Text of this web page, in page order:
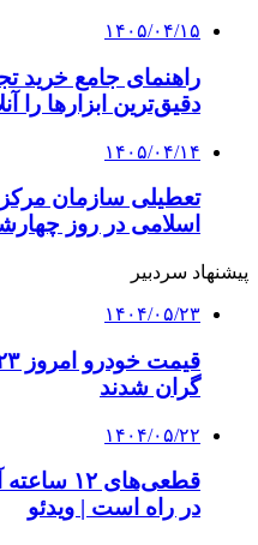
۱۴۰۵/۰۴/۱۵
راهنمای جامع خرید
دقیق‌ترین ابزارها را
۱۴۰۵/۰۴/۱۴
تعطیلی سازمان
اسلامی در روز
پیشنهاد سردبیر
۱۴۰۴/۰۵/۲۳
گران شدند
۱۴۰۴/۰۵/۲۲
در راه است | ویدئو